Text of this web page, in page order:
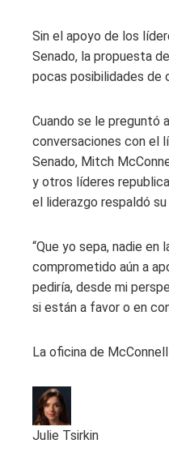
Sin el apoyo de los
Senado, la propuesta
pocas posibilidades de
Cuando se le preguntó
conversaciones con el
Senado, Mitch
y otros líderes
el liderazgo respaldó su
“Que yo sepa, nadie en
comprometido aún a
pediría, desde mi
si están a favor o en
La oficina de
Julie Tsirkin